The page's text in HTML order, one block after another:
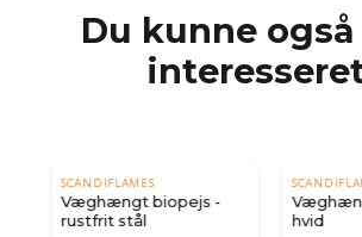
Du kunne
SCANDIFLAMES
Væghængt biopejs -
rustfrit stål
hvid